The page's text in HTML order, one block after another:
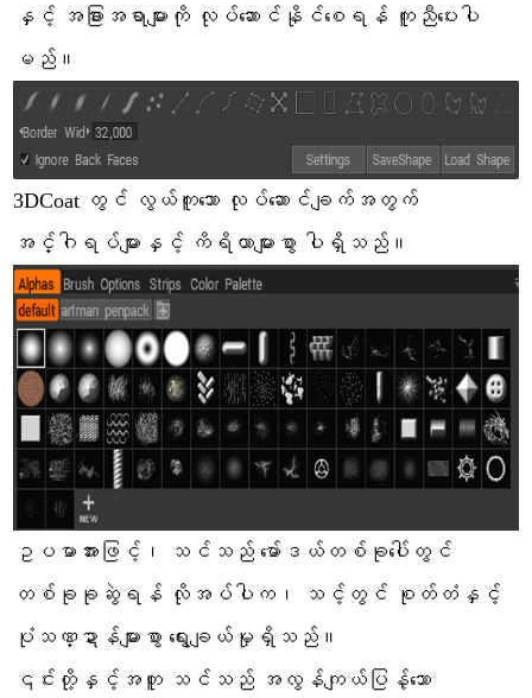
နှင့် အခြားအရာများကို လုပ်ဆောင်နိုင်စေရန် ကူညီပေးပါ
မည်။
3DCoat တွင် လွယ်ကူသော လုပ်ဆောင်ချက်အတွက်
အင်္ဂါရပ်များနှင့် ကိရိယာများစွာ ပါရှိသည်။
ဥပမာအားဖြင့်၊ သင်သည် မော်ဒယ်တစ်ခုပေါ်တွင်
တစ်ခုခုဆွဲရန် လိုအပ်ပါက၊ သင့်တွင် စုတ်တံနှင့်
ပုံသဏ္ဍာန်များစွာ ရွေးချယ်မှုရှိသည်။
၎င်းတို့နှင့်အတူ သင်သည် အလွန်ကျယ်ပြန့်သော